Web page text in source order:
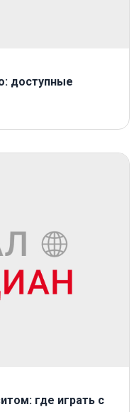
доступные
где играть с